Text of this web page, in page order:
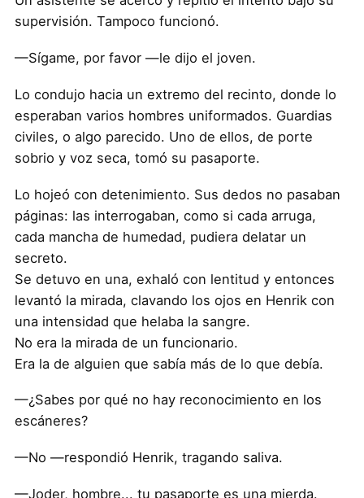
supervisión. Tampoco funcionó.
—Sígame, por favor —le dijo el joven.
Lo condujo hacia un extremo del recinto, donde lo
esperaban varios hombres uniformados. Guardias
civiles, o algo parecido. Uno de ellos, de porte
sobrio y voz seca, tomó su pasaporte.
Lo hojeó con detenimiento. Sus dedos no pasaban
páginas: las interrogaban, como si cada arruga,
cada mancha de humedad, pudiera delatar un
secreto.
Se detuvo en una, exhaló con lentitud y entonces
levantó la mirada, clavando los ojos en Henrik con
una intensidad que helaba la sangre.
No era la mirada de un funcionario.
Era la de alguien que sabía más de lo que debía.
—¿Sabes por qué no hay reconocimiento en los
escáneres?
—No —respondió Henrik, tragando saliva.
—Joder, hombre... tu pasaporte es una mierda.